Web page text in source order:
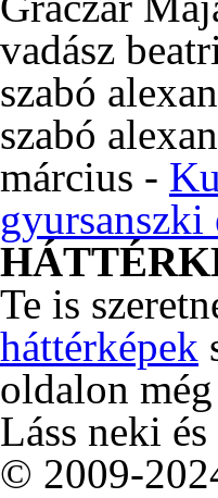
vadász
szabó
szabó
március -
gyursanszki
Te is
háttérképek
oldalon
Láss neki
© 2009-